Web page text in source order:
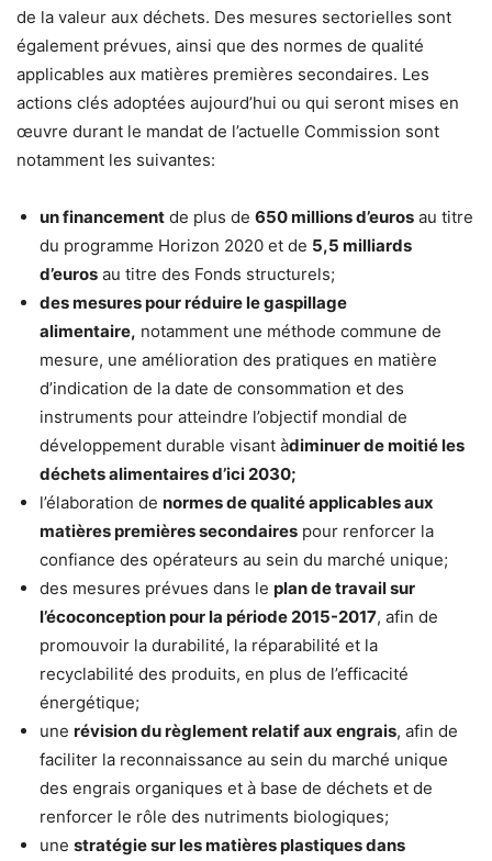
de la valeur aux déchets. Des mesures sectorielles sont
également prévues, ainsi que des normes de qualité
applicables aux matières premières secondaires. Les
actions clés adoptées aujourd’hui ou qui seront mises en
œuvre durant le mandat de l’actuelle Commission sont
notamment les suivantes:
un financement de plus de 650 millions d’euros au titre
du programme Horizon 2020 et de 5,5 milliards
d’euros au titre des Fonds structurels;
des mesures pour réduire le gaspillage
alimentaire, notamment une méthode commune de
mesure, une amélioration des pratiques en matière
d’indication de la date de consommation et des
instruments pour atteindre l’objectif mondial de
développement durable visant àdiminuer de moitié les
déchets alimentaires d’ici 2030;
l’élaboration de normes de qualité applicables aux
matières premières secondaires pour renforcer la
confiance des opérateurs au sein du marché unique;
des mesures prévues dans le plan de travail sur
l’écoconception pour la période 2015-2017, afin de
promouvoir la durabilité, la réparabilité et la
recyclabilité des produits, en plus de l’efficacité
énergétique;
une révision du règlement relatif aux engrais, afin de
faciliter la reconnaissance au sein du marché unique
des engrais organiques et à base de déchets et de
renforcer le rôle des nutriments biologiques;
une stratégie sur les matières plastiques dans